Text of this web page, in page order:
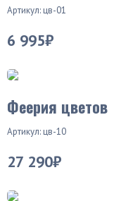
Артикул: цв-01
6 995₽
Феерия цветов
Артикул: цв-10
27 290₽